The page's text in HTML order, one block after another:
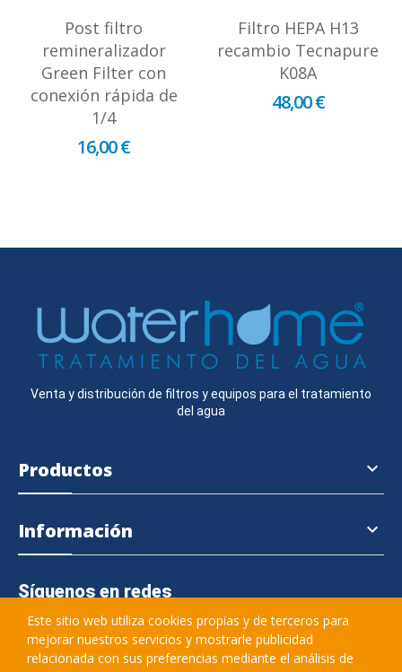
Post filtro
remineralizador
Green Filter con
conexión rápida de
1/4
16,00 €
Filtro HEPA H13
recambio Tecnapure
K08A
48,00 €
Venta y distribución de filtros y equipos para el tratamiento
del agua
Productos 
Información 
Síguenos en redes
Este sitio web utiliza cookies propias y de terceros para
mejorar nuestros servicios y mostrarle publicidad
relacionada con sus preferencias mediante el análisis de